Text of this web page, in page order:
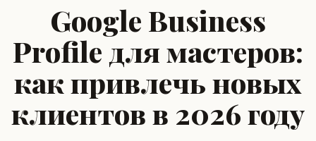
Google Business
Profile для мастеров:
как привлечь новых
клиентов в 2026 году